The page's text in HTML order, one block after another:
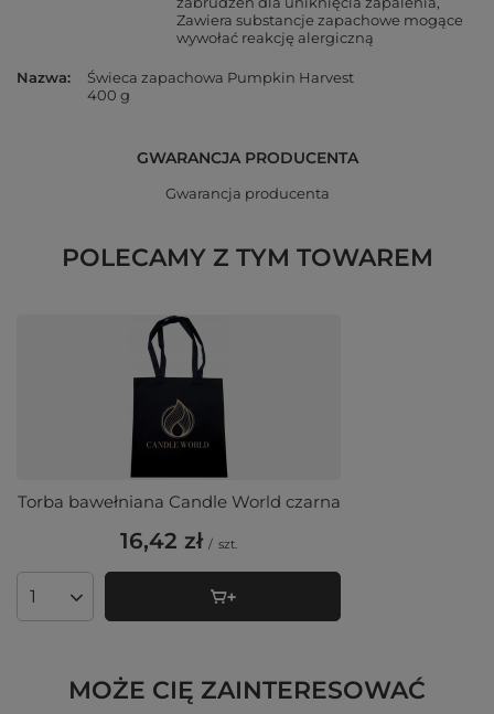
Zawiera substancje zapachowe mogące
wywołać reakcję alergiczną
Nazwa
Świeca zapachowa Pumpkin Harvest
400 g
GWARANCJA PRODUCENTA
Gwarancja producenta
POLECAMY Z TYM TOWAREM
Torba bawełniana Candle World czarna
16,42 zł / szt.
Ilość produktów
MOŻE CIĘ ZAINTERESOWAĆ